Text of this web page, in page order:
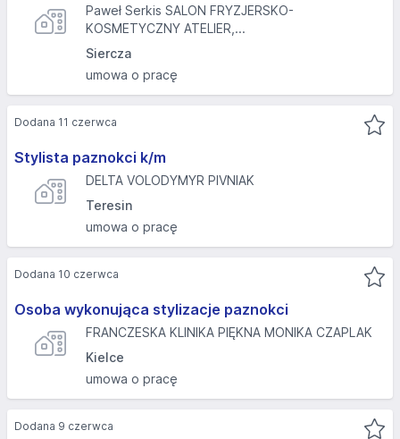
Paweł Serkis SALON FRYZJERSKO-
KOSMETYCZNY ATELIER,...
Siercza
umowa o pracę
Stylista paznokci k/m
DELTA VOLODYMYR PIVNIAK
Teresin
umowa o pracę
Dodana 11 czerwca
Osoba wykonująca stylizacje paznokci
FRANCZESKA KLINIKA PIĘKNA MONIKA CZAPLAK
Kielce
umowa o pracę
Dodana 10 czerwca
Dodana 9 czerwca